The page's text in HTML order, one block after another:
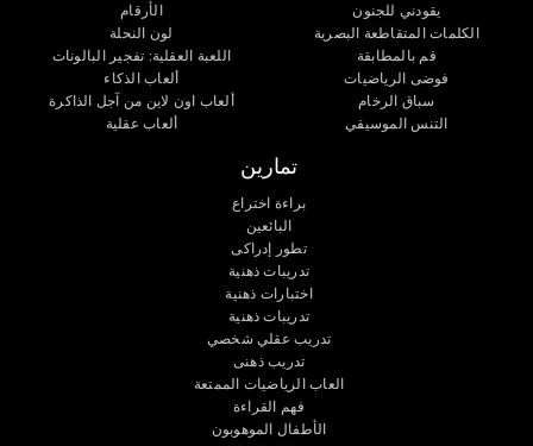
يقودني للجنون
الكلمات المتقاطعة البصرية
قم بالمطابقة
فوضى الرياضيات
سباق الرخام
التنس الموسيقي
الأرقام
لون النحلة
اللعبة العقلية: تفجير البالونات
ألعاب الذكاء
ألعاب اون لاين من آجل الذاكرة
ألعاب عقلية
تمارين
براءة اختراع
البائعين
تطور إدراكى
تدريبات ذهنية
اختبارات ذهنية
تدريبات ذهنية
تدريب عقلي شخصي
تدريب ذهنى
العاب الرياضيات الممتعة
فهم القراءة
الأطفال الموهوبون